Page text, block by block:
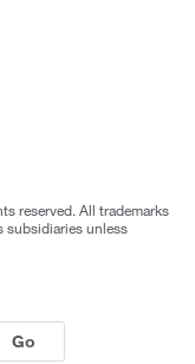
reserved. All trademarks
subsidiaries unless
Go